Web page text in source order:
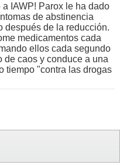
IAWP! Parox le ha dado
de abstinencia
después de la reducción.
medicamentos cada
ellos cada segundo
de caos y conduce a una
tiempo "contra las drogas